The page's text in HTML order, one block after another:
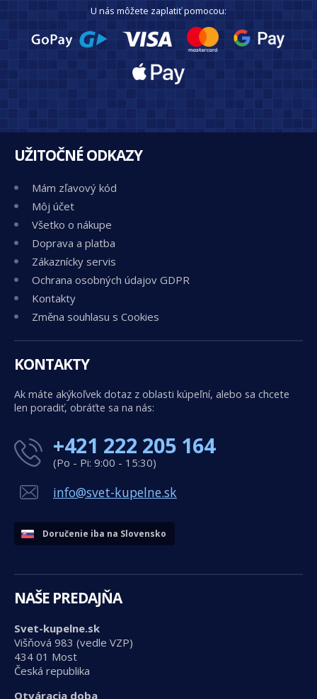
U nás môžete zaplatiť pomocou:
UŽITOČNÉ ODKAZY
Mám zľavový kód
Môj účet
Všetko o nákupe
Doprava a platba
Zákaznícky servis
Ochrana osobných údajov GDPR
Kontakty
Změna souhlasu s Cookies
KONTAKTY
Ak máte akýkoľvek dotaz z oblasti kúpeľní, alebo sa chcete
len poradiť, obráťte sa na nás:
+421 222 205 164
(Po - Pi: 9:00 - 15:30)
info@svet-kupelne.sk
Doručenie iba na Slovensko
NAŠE PREDAJŇA
Svet-kupelne.sk
Višňová 983 (vedle VZP)
434 01 Most
Česká republika
Otváracia doba